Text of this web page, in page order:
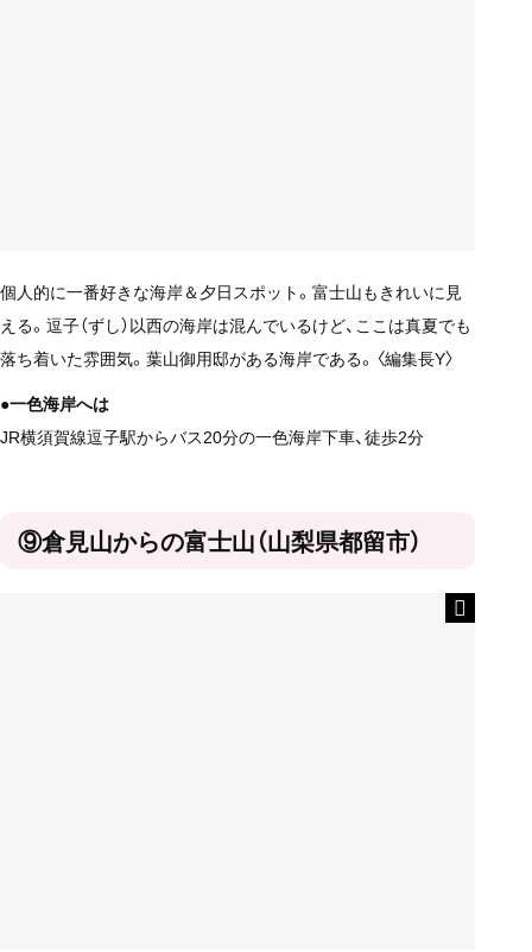
個人的に一番好きな海岸＆夕日スポット。富士山もきれいに見
える。逗子（ずし）以西の海岸は混んでいるけど、ここは真夏でも
落ち着いた雰囲気。葉山御用邸がある海岸である。〈編集長Y〉
●一色海岸へは
JR横須賀線逗子駅からバス20分の一色海岸下車、徒歩2分
⑨倉見山からの富士山（山梨県都留市）